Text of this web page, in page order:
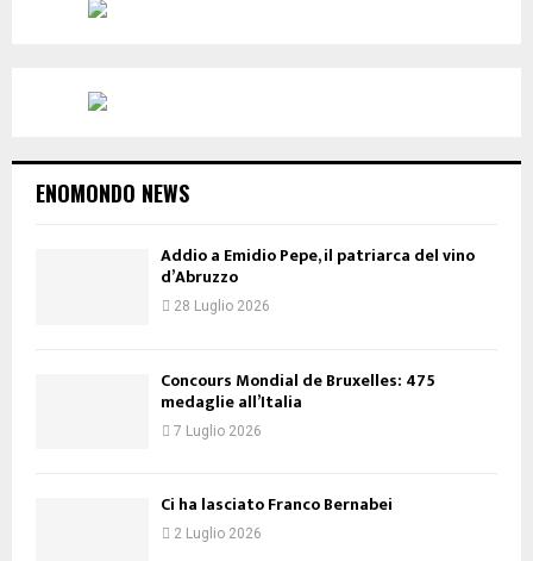
ENOMONDO NEWS
Addio a Emidio Pepe, il patriarca del vino
d’Abruzzo
28 Luglio 2026
Concours Mondial de Bruxelles: 475
medaglie all’Italia
7 Luglio 2026
Ci ha lasciato Franco Bernabei
2 Luglio 2026